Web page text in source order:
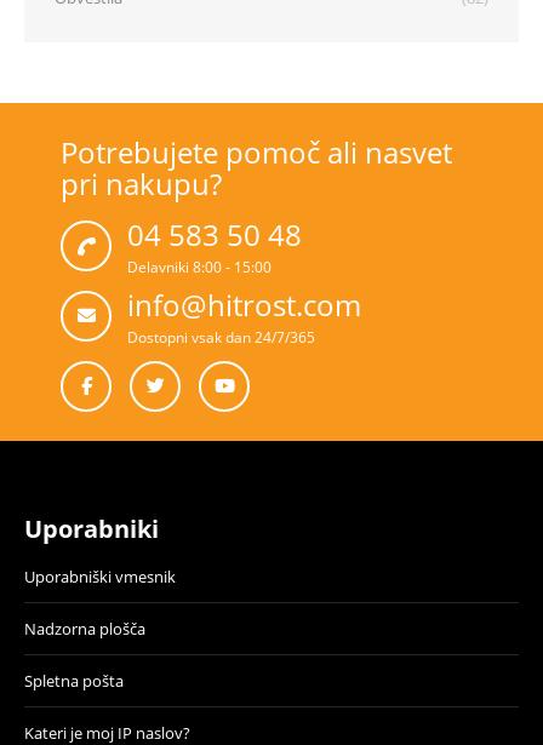
Potrebujete pomoč ali nasvet
pri nakupu?
04 583 50 48
Delavniki 8:00 - 15:00
info@hitrost.com
Dostopni vsak dan 24/7/365
Uporabniki
Uporabniški vmesnik
Nadzorna plošča
Spletna pošta
Kateri je moj IP naslov?